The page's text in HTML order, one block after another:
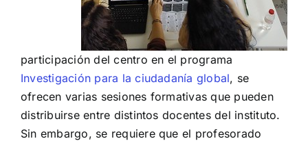
participación del centro en el programa
Investigación para la ciudadanía global, se
ofrecen varias sesiones formativas que pueden
distribuirse entre distintos docentes del instituto.
Sin embargo, se requiere que el profesorado